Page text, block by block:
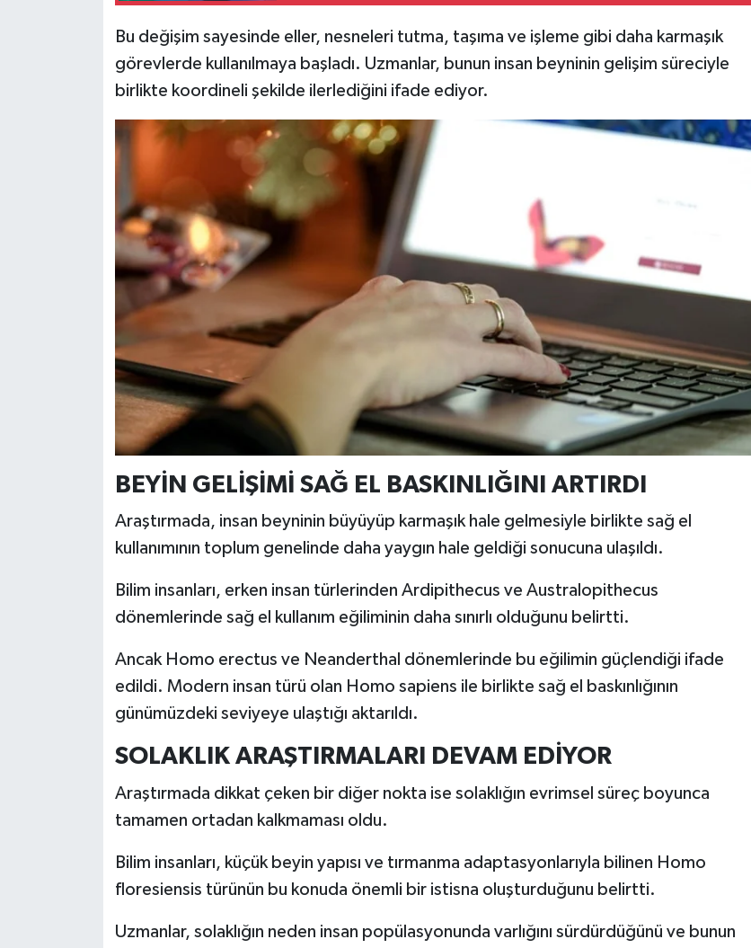
Bu değişim sayesinde eller, nesneleri tutma, taşıma ve işleme gibi daha karmaşık
görevlerde kullanılmaya başladı. Uzmanlar, bunun insan beyninin gelişim süreciyle
birlikte koordineli şekilde ilerlediğini ifade ediyor.
BEYİN GELİŞİMİ SAĞ EL BASKINLIĞINI ARTIRDI
Araştırmada, insan beyninin büyüyüp karmaşık hale gelmesiyle birlikte sağ el
kullanımının toplum genelinde daha yaygın hale geldiği sonucuna ulaşıldı.
Bilim insanları, erken insan türlerinden Ardipithecus ve Australopithecus
dönemlerinde sağ el kullanım eğiliminin daha sınırlı olduğunu belirtti.
Ancak Homo erectus ve Neanderthal dönemlerinde bu eğilimin güçlendiği ifade
edildi. Modern insan türü olan Homo sapiens ile birlikte sağ el baskınlığının
günümüzdeki seviyeye ulaştığı aktarıldı.
SOLAKLIK ARAŞTIRMALARI DEVAM EDİYOR
Araştırmada dikkat çeken bir diğer nokta ise solaklığın evrimsel süreç boyunca
tamamen ortadan kalkmaması oldu.
Bilim insanları, küçük beyin yapısı ve tırmanma adaptasyonlarıyla bilinen Homo
floresiensis türünün bu konuda önemli bir istisna oluşturduğunu belirtti.
Uzmanlar, solaklığın neden insan popülasyonunda varlığını sürdürdüğünü ve bunun
Teknoloji
Video Galeri
Yemek Tarifleri